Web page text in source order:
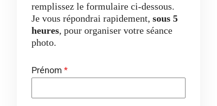
remplissez le formulaire ci-dessous.
Je vous répondrai rapidement, sous 5
heures, pour organiser votre séance
photo.
Prénom *